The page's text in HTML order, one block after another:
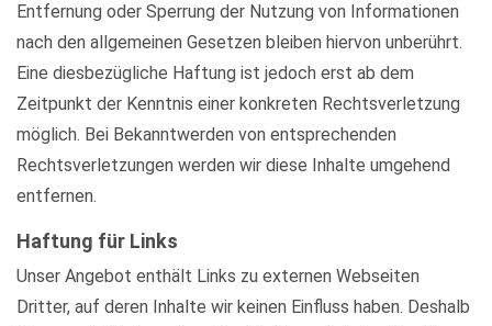
Entfernung oder Sperrung der Nutzung von Informationen
nach den allgemeinen Gesetzen bleiben hiervon unberührt.
Eine diesbezügliche Haftung ist jedoch erst ab dem
Zeitpunkt der Kenntnis einer konkreten Rechtsverletzung
möglich. Bei Bekanntwerden von entsprechenden
Rechtsverletzungen werden wir diese Inhalte umgehend
entfernen.
Haftung für Links
Unser Angebot enthält Links zu externen Webseiten
Dritter, auf deren Inhalte wir keinen Einfluss haben. Deshalb